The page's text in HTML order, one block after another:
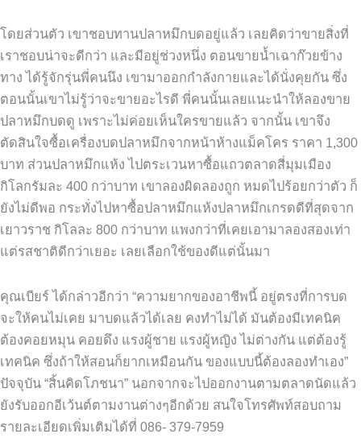
โดยส่วนตัว เขาชอบทานปลาหมึกบดอยู่แล้ว เลยคิดว่าขายสิ่งที่
เราชอบน่าจะดีกว่า และมีอยู่ช่วงหนึ่ง ตอนขายน้ำเฉาก๊วยข้าง
ทาง ได้รู้จักรุ่นพี่คนนึง เขามาออกกำลังกายและได้นั่งคุยกัน ซึ่ง
ตอนนั้นเขาไม่รู้ว่าจะขายอะไรดี พี่คนนั้นเลยแนะนำให้ลองขาย
ปลาหมึกบดดู เพราะไม่ค่อยเห็นใครขายแล้ว จากนั้น เขาจึง
ตัดสินใจซื้อเครื่องบดปลาหมึกจากหน้าห้างแม็คโคร ราคา 1,300
บาท ส่วนปลาหมึกแห้ง ไปตระเวนหาซื้อแถวตลาดสี่มุมเมือง
กิโลกรัมละ 400 กว่าบาท เขาลองผิดลองถูก หมดไปร้อยกว่าตัว ก็
ยังไม่ดีพอ กระทั่งไปหาซื้อปลาหมึกแห้งปลาหมึกเกรดดีที่สุดจาก
เยาวราช กิโลละ 800 กว่าบาท แพงกว่าที่เคยเอามาลองสองเท่า
แต่รสชาติดีกว่าเยอะ เลยเลือกใช้ของดีแต่นั้นมา
คุณเบียร์ ได้กล่าวอีกว่า “ความยากของอาชีพนี้ อยู่ตรงที่การบด
จะให้คนไม่เคย มาบดแล้วได้เลย คงทำไม่ได้ มันต้องมีเทคนิค
ต้องคอยหมุน คอยดึง แรงผู้ชาย แรงผู้หญิง ไม่ต่างกัน แต่ต้องรู้
เทคนิค ซึ่งถ้าให้สอนก็ยากเหมือนกัน ของแบบนี้ต้องลองทำเอง”
ปัจจุบัน “สิ้นคิดโภชนา” นอกจากจะไปออกงานตามตลาดนัดแล้ว
ยังรับออกอีเว้นต์ตามงานต่างๆอีกด้วย สนใจโทรศัพท์สอบถาม
รายละเอียดเพิ่มเติมได้ที่ 086- 379-7959